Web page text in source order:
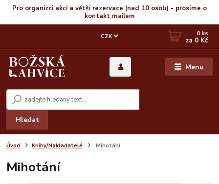
Pro organizci akci a větší rezervace (nad 10 osob) - prosíme o
kontakt mailem
Menu
CZK
Hledat
0ks
za 0 Kč
Úvod Knihy/Nakladatelé Mihotání
Mihotání